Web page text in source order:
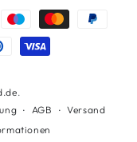
.
AGB
Versand